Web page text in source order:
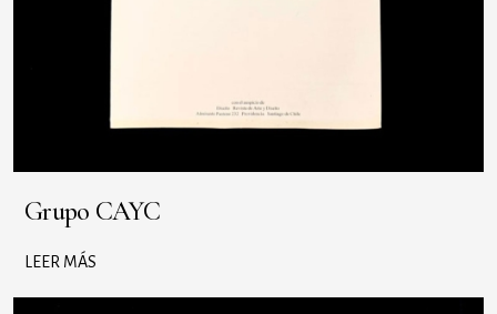
Grupo CAYC
LEER MÁS